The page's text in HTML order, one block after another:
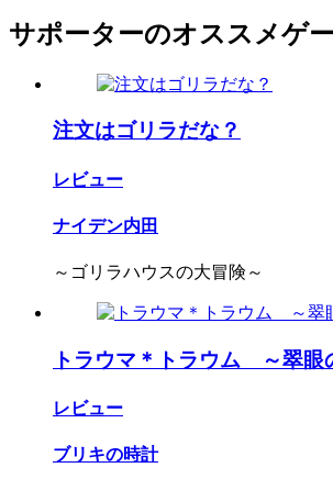
サポーターのオススメゲ
注文はゴリラだな？
レビュー
ナイデン内田
～ゴリラハウスの大冒険～
トラウマ＊トラウム ～翠眼
レビュー
ブリキの時計